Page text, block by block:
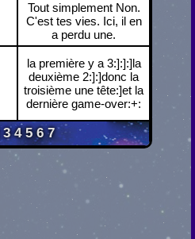
Tout simplement Non.
C'est tes vies. Ici, il en
a perdu une.
la première y a 3:]:]:]la
deuxième 2:]:]donc la
troisième une tête:]et la
dernière game-over:+:
3 4 5 6 7